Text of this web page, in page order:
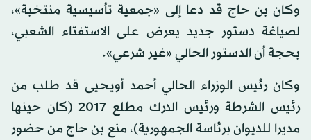
وكان بن حاج قد دعا إلى «جمعية تأسيسية منتخبة»،
لصياغة دستور جديد يعرض على الاستفتاء الشعبي،
بحجة أن الدستور الحالي «غير شرعي».
وكان رئيس الوزراء الحالي أحمد أويحيى قد طلب من
رئيس الشرطة ورئيس الدرك مطلع 2017 (كان حينها
مديرا للديوان برئاسة الجمهورية)، منع بن حاج من حضور